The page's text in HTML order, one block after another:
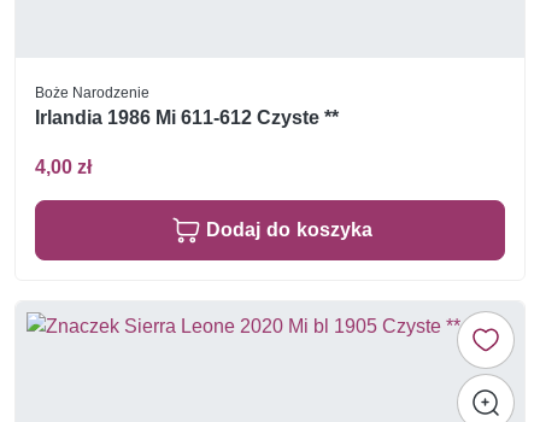
Boże Narodzenie
Irlandia 1986 Mi 611-612 Czyste **
4,00 zł
Dodaj do koszyka